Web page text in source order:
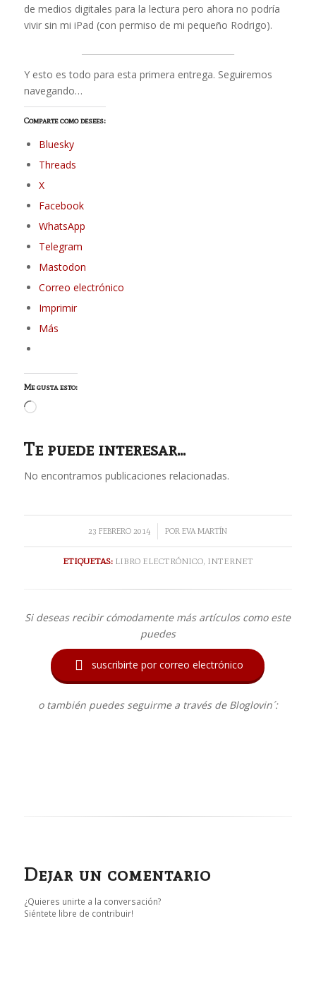
de medios digitales para la lectura pero ahora no podría
vivir sin mi iPad (con permiso de mi pequeño Rodrigo).
Y esto es todo para esta primera entrega. Seguiremos
navegando…
Comparte como desees:
Bluesky
Threads
X
Facebook
WhatsApp
Telegram
Mastodon
Correo electrónico
Imprimir
Más
Me gusta esto:
Cargando...
Te puede interesar...
No encontramos publicaciones relacionadas.
23 FEBRERO 2014
/ POREVA MARTÍN
ETIQUETAS: LIBRO ELECTRÓNICO, INTERNET
Si deseas recibir cómodamente más artículos como este
puedes
 suscribirte por correo electrónico
o también puedes seguirme a través de Bloglovin´:
Dejar un comentario
¿Quieres unirte a la conversación?
Siéntete libre de contribuir!